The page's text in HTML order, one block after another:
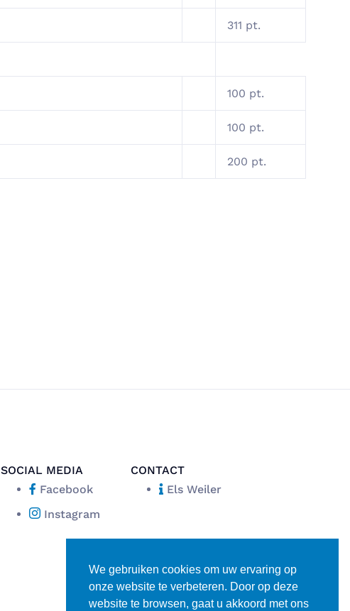
311 pt.
100 pt.
100 pt.
200 pt.
SOCIAL MEDIA
Facebook
Instagram
CONTACT
Els Weiler
We gebruiken cookies om uw ervaring op
onze website te verbeteren. Door op deze
website te browsen, gaat u akkoord met ons